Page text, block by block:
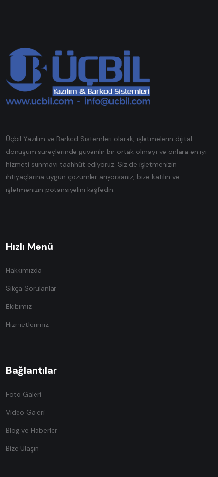
Üçbil Yazılım ve Barkod Sistemleri olarak, işletmelerin dijital
dönüşüm süreçlerinde güvenilir bir ortak olmayı ve onlara en iyi
hizmeti sunmayı taahhüt ediyoruz. Siz de işletmenizin
ihtiyaçlarına uygun çözümler arıyorsanız, bize katılın ve
işletmenizin potansiyelini keşfedin.
Hızlı Menü
Hakkımızda
Sıkça Sorulanlar
Ekibimiz
Hizmetlerimiz
Bağlantılar
Foto Galeri
Video Galeri
Blog ve Haberler
Bize Ulaşın